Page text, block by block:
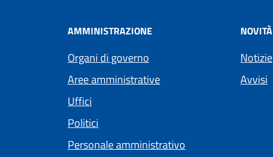
AMMINISTRAZIONE
Organi di governo
Aree amministrative
Uffici
Politici
Personale amministrativo
NOVITÀ
Notizie
Avvisi